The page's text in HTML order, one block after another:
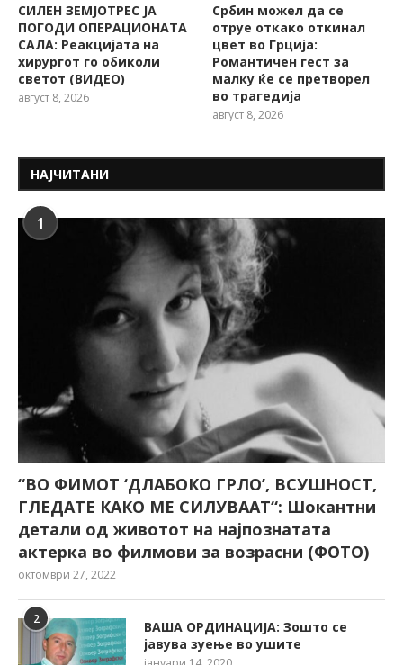
СИЛЕН ЗЕМЈОТРЕС ЈА
ПОГОДИ ОПЕРАЦИОНАТА
САЛА: Реакцијата на
хирургот го обиколи
светот (ВИДЕО)
август 8, 2026
Србин можел да се
отруе откако откинал
цвет во Грција:
Романтичен гест за
малку ќе се претворел
во трагедија
август 8, 2026
НАЈЧИТАНИ
1
“ВО ФИМОТ ‘ДЛАБОКО ГРЛО’, ВСУШНОСТ,
ГЛЕДАТЕ КАКО МЕ СИЛУВААТ“: Шокантни
детали од животот на најпознатата
актерка во филмови за возрасни (ФОТО)
октомври 27, 2022
2
ВАША ОРДИНАЦИЈА: Зошто се
јавува зуење во ушите